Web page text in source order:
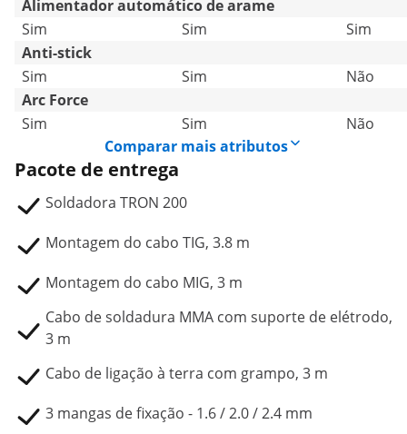
Alimentador automático de arame
Sim
Sim
Sim
Anti-stick
Sim
Sim
Não
Arc Force
Sim
Sim
Não
Comparar mais atributos
Pacote de entrega
Soldadora TRON 200
Montagem do cabo TIG, 3.8 m
Montagem do cabo MIG, 3 m
Cabo de soldadura MMA com suporte de elétrodo,
3 m
Cabo de ligação à terra com grampo, 3 m
3 mangas de fixação - 1.6 / 2.0 / 2.4 mm